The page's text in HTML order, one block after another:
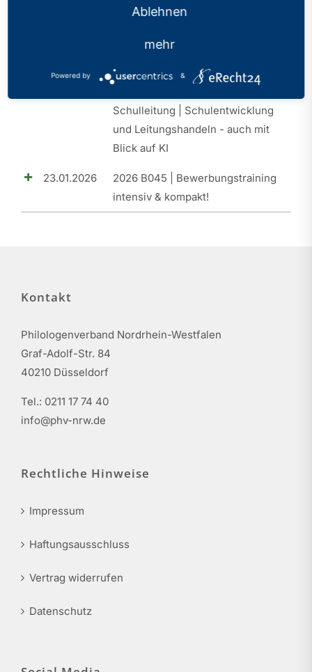
Aufstiegschancen im Schuldienst
20.03.2026
2026 B046 | SLQ I |
Schulleitung | Schulentwicklung
und Leitungshandeln - auch mit
Blick auf KI
23.01.2026
2026 B045 | Bewerbungstraining
intensiv & kompakt!
Kontakt
Philologenverband Nordrhein-Westfalen
Graf-Adolf-Str. 84
40210 Düsseldorf
Tel.: 0211 17 74 40
info@phv-nrw.de
Rechtliche Hinweise
Impressum
Haftungsausschluss
Vertrag widerrufen
Datenschutz
Ablehnen
mehr
Powered by &